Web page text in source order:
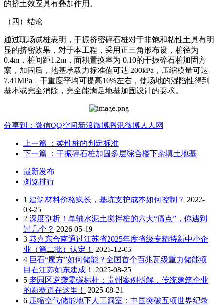
的挤土效应具有叠加作用。
（四）结论
通过现场试桩表明，干振挤密碎石桩对于非饱和粘性土具有明
显的挤密效果，对于本工程，采用正三角形布设，桩径为
0.4m，桩间距1.2m，面积置换率为 0.10的干振碎石桩加固方
案，加固后，地基承载力标准值可达 200kPa，压缩模量可达
7.41MPa，干重度平均可提高10%左右，使场地的湿陷性得到
基本或完全消除，完全能满足地基加固设计的要求。
分享到： 微信QQ空间新浪微博腾讯微博人人网
上一篇
：柔性桩的判定标准
下一篇
：干振碎石桩加固多层综合楼下杂填土地基
最新发布
浏览排行
1 建筑材料价格疯长，基坑支护成本如何控制？ 2022-
03-25
2 深度剖析！单轴水泥土搅拌桩的六大“痛点”，你遇到
过几个？ 2026-05-19
3 恭喜东合南通过江苏省2025年度省级专精特新中小企
业（第二批）认定！
2025-12-05
4 巨石“魔方”如何储能？全国首个百兆瓦级重力储能项
目在江苏如东建成！
2025-08-25
5 老园区逆袭零碳标杆：贵州案例拆解，传统建筑企业
的新赛道在这里！
2025-08-21
6 压缩空气储能地下人工洞室：中国突破五项世界纪录